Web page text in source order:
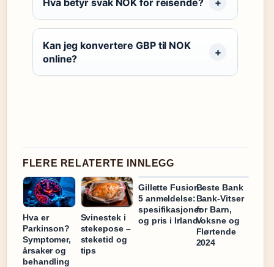
Hva betyr svak NOK for reisende?
Kan jeg konvertere GBP til NOK
online?
FLERE RELATERTE INNLEGG
Hva er
Parkinson?
Symptomer,
årsaker og
behandling
Svinestek i
stekepose –
steketid og
tips
Gillette Fusion
5 anmeldelse:
spesifikasjoner
og pris i Irland
Beste Bank
Bank-Vitser
for Barn,
Voksne og
Flørtende
2024